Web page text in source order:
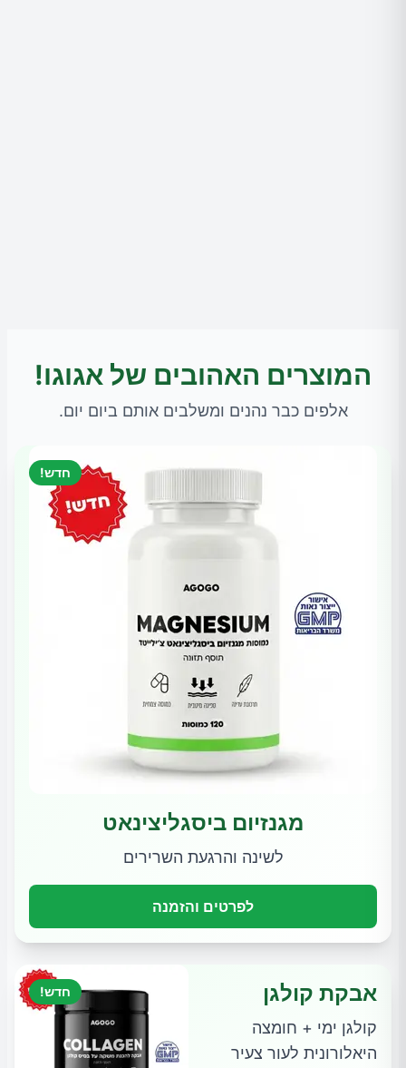
המוצרים האהובים של אגוגו!
אלפים כבר נהנים ומשלבים אותם ביום יום.
חדש!
מגנזיום ביסגליצינאט
לשינה והרגעת השרירים
לפרטים והזמנה
חדש! אבקת קולגן
קולגן ימי + חומצה
היאלורונית לעור צעיר